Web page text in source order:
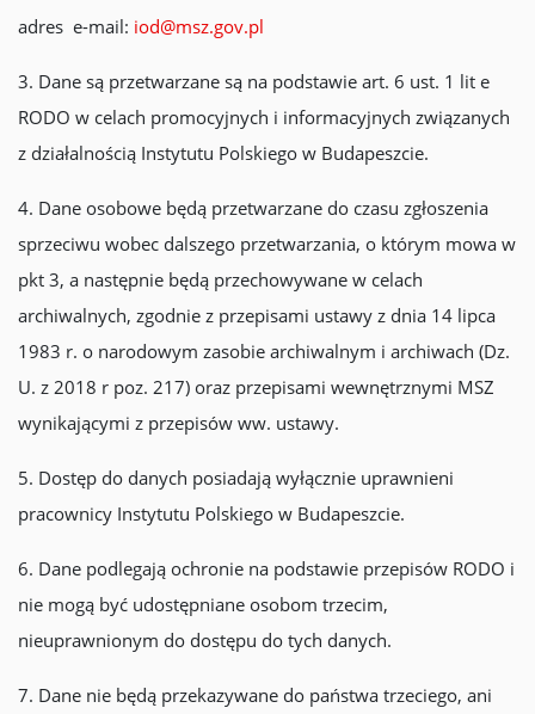
adres e-mail: iod@msz.gov.pl
3. Dane są przetwarzane są na podstawie art. 6 ust. 1 lit e
RODO w celach promocyjnych i informacyjnych związanych
z działalnością Instytutu Polskiego w Budapeszcie.
4. Dane osobowe będą przetwarzane do czasu zgłoszenia
sprzeciwu wobec dalszego przetwarzania, o którym mowa w
pkt 3, a następnie będą przechowywane w celach
archiwalnych, zgodnie z przepisami ustawy z dnia 14 lipca
1983 r. o narodowym zasobie archiwalnym i archiwach (Dz.
U. z 2018 r poz. 217) oraz przepisami wewnętrznymi MSZ
wynikającymi z przepisów ww. ustawy.
5. Dostęp do danych posiadają wyłącznie uprawnieni
pracownicy Instytutu Polskiego w Budapeszcie.
6. Dane podlegają ochronie na podstawie przepisów RODO i
nie mogą być udostępniane osobom trzecim,
nieuprawnionym do dostępu do tych danych.
7. Dane nie będą przekazywane do państwa trzeciego, ani